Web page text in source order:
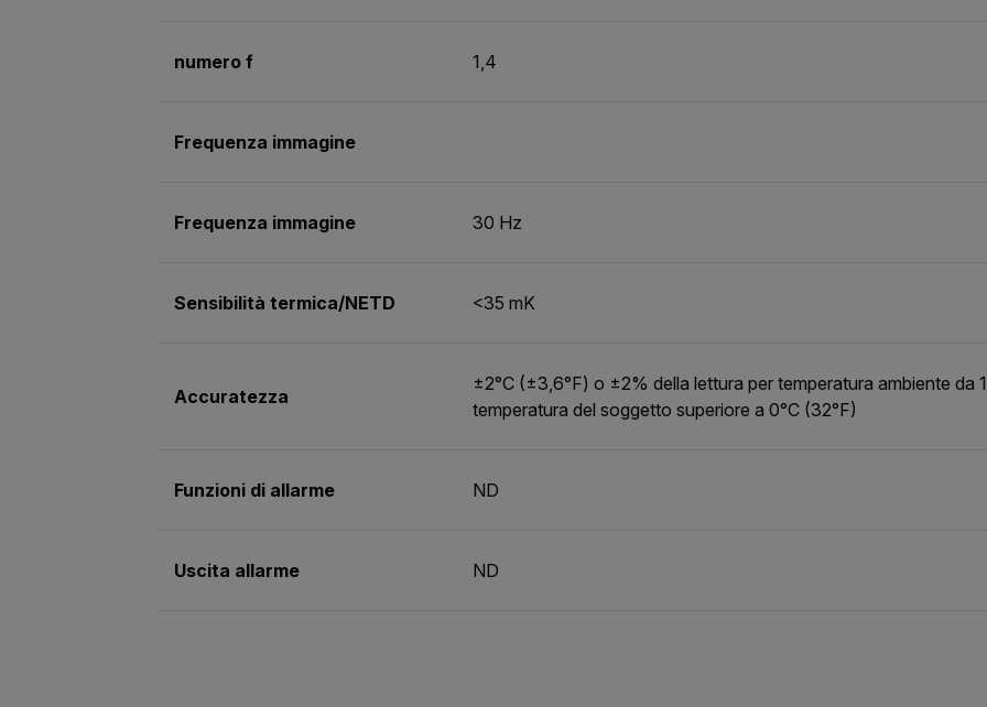
numero f 1,4
Frequenza immagine
Frequenza immagine 30 Hz
Sensibilità termica/NETD <35 mK
Accuratezza
±2°C (±3,6°F) o ±2% della lettura per temperatura ambiente da
temperatura del soggetto superiore a 0°C (32°F)
Funzioni di allarme ND
Uscita allarme ND